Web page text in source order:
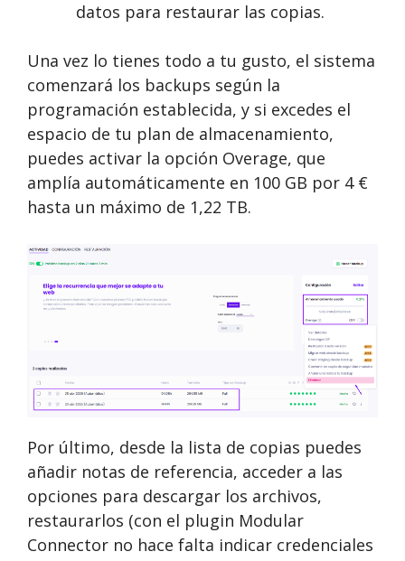
datos para restaurar las copias.
Una vez lo tienes todo a tu gusto, el sistema
comenzará los backups según la
programación establecida, y si excedes el
espacio de tu plan de almacenamiento,
puedes activar la opción Overage, que
amplía automáticamente en 100 GB por 4 €
hasta un máximo de 1,22 TB.
Por último, desde la lista de copias puedes
añadir notas de referencia, acceder a las
opciones para descargar los archivos,
restaurarlos (con el plugin Modular
Connector no hace falta indicar credenciales